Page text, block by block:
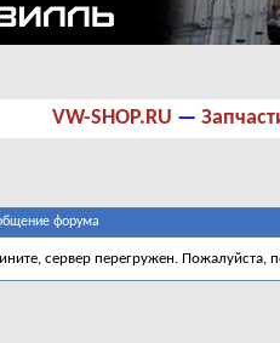
VW-SHOP.RU —
форума
сервер перегружен. Пожалуйста,